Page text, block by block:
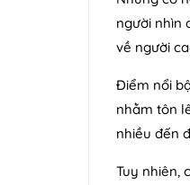
người nhìn
về người
Điểm nổi
nhằm tôn
nhiều đến
Tuy nhiên,